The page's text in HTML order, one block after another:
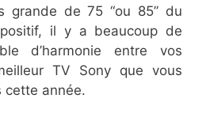
grande de 75 “ou 85” du
il y a beaucoup de
d’harmonie entre vos
TV Sony que vous
cette année.